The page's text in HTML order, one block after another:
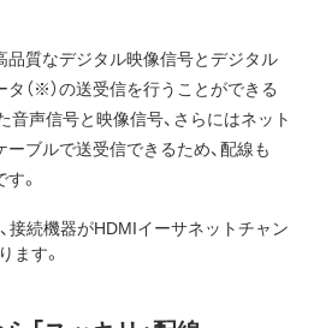
質なデジタル映像信号とデジタル
（※）の送受信を行うことができる
音声信号と映像信号、さらにはネット
ーブルで送受信できるため、配線も
。
接続機器がHDMIイーサネットチャン
ます。